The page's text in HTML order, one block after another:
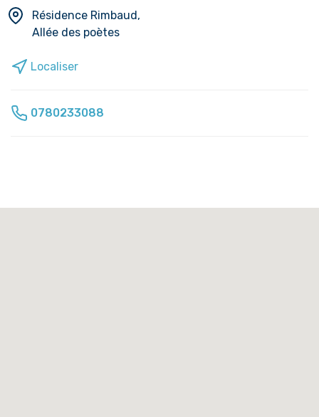
Résidence Rimbaud,
Allée des poètes
Localiser
0780233088